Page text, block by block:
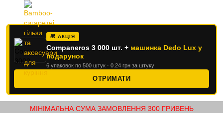
🎁 АКЦІЯ
Companeros 3 000 шт. + машинка Dedo Lux у
подарунок
6 упаковок по 500 штук · 0.24 грн за штуку
ОТРИМАТИ
МІНІМАЛЬНА СУМА ЗАМОВЛЕННЯ 300 ГРИВЕНЬ